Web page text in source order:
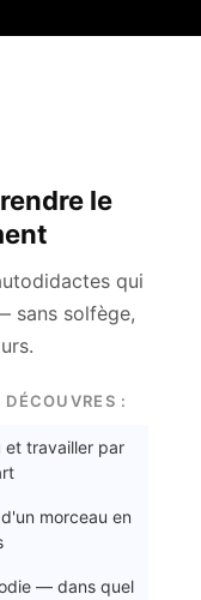
le
qui
sans solfège,
:
et travailler par
morceau en
— dans quel